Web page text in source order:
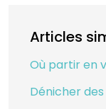
Articles
Où partir en
Dénicher